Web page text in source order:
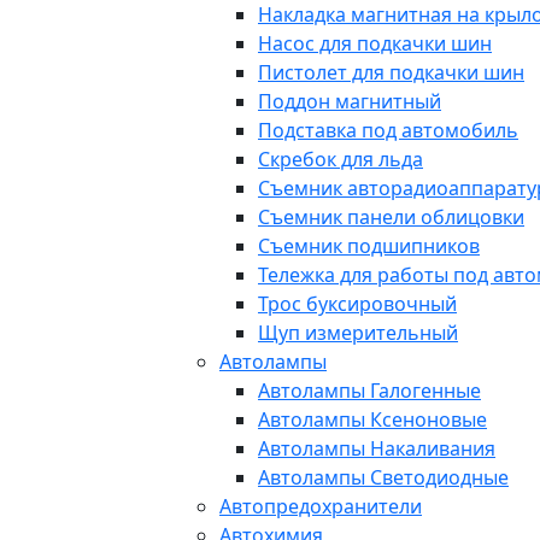
Накладка магнитная на
Насос для подкачки шин
Пистолет для подкачки шин
Поддон магнитный
Подставка под автомобиль
Скребок для льда
Съемник
Съемник панели облицовки
Съемник подшипников
Тележка для работы под
Трос буксировочный
Щуп измерительный
Автолампы
Автолампы Галогенные
Автолампы Ксеноновые
Автолампы Накаливания
Автолампы Светодиодные
Автопредохранители